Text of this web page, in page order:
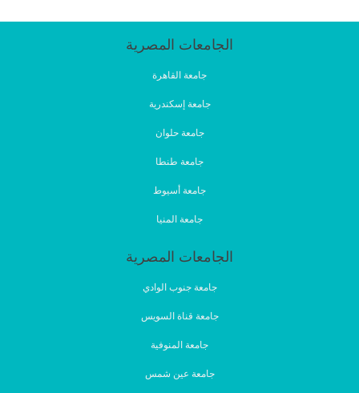
الجامعات المصرية
جامعة القاهرة
جامعة إسكندرية
جامعة حلوان
جامعة طنطا
جامعة أسيوط
جامعة المنيا
الجامعات المصرية
جامعة جنوب الوادي
جامعة قناة السويس
جامعة المنوفية
جامعة عين شمس